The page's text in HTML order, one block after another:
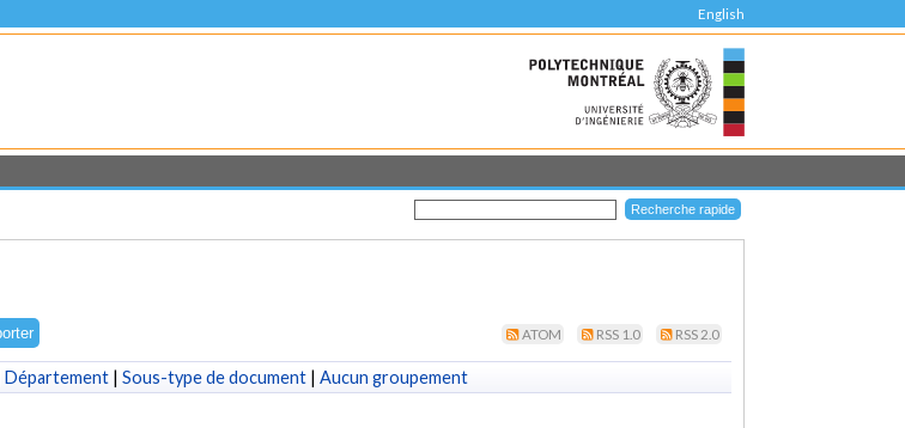
English
ATOM RSS 1.0 RSS 2.0
Département| Sous-type de document| Aucun groupement